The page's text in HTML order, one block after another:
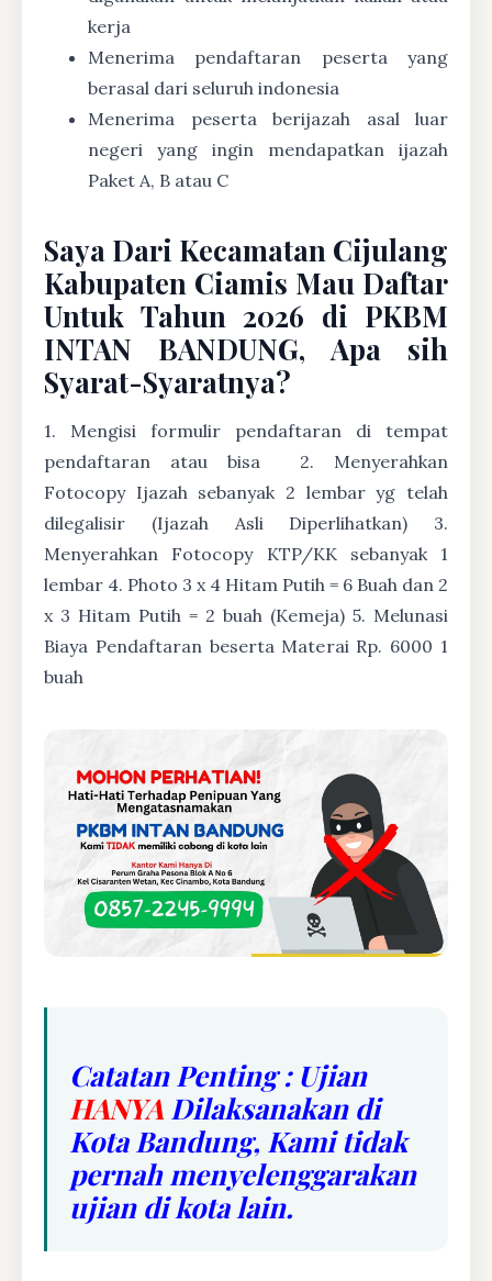
kerja
Menerima pendaftaran peserta yang
berasal dari seluruh indonesia
Menerima peserta berijazah asal luar
negeri yang ingin mendapatkan ijazah
Paket A, B atau C
Saya Dari Kecamatan Cijulang
Kabupaten Ciamis Mau Daftar
Untuk Tahun 2026 di PKBM
INTAN BANDUNG, Apa sih
Syarat-Syaratnya?
1. Mengisi formulir pendaftaran di tempat
pendaftaran atau bisa
2. Menyerahkan
Fotocopy Ijazah sebanyak 2 lembar yg telah
dilegalisir (Ijazah Asli Diperlihatkan) 3.
Menyerahkan Fotocopy KTP/KK sebanyak 1
lembar 4. Photo 3 x 4 Hitam Putih = 6 Buah dan 2
x 3 Hitam Putih = 2 buah (Kemeja) 5. Melunasi
Biaya Pendaftaran beserta Materai Rp. 6000 1
buah
Catatan Penting : Ujian
HANYA Dilaksanakan di
Kota Bandung, Kami tidak
pernah menyelenggarakan
ujian di kota lain.